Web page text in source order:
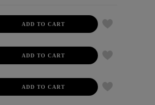
ADD TO CART
ADD TO CART
ADD TO CART